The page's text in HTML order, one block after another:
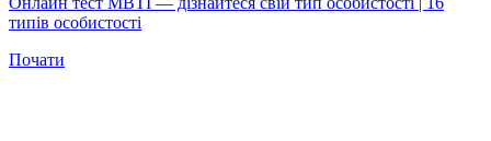
типів особистості
Почати